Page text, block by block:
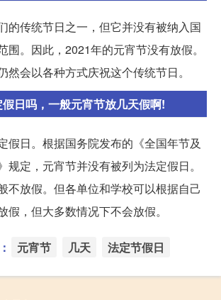
的传统节日之一，但它并没有被纳入国
围。因此，2021年的元宵节没有放假。
然会以各种方式庆祝这个传统节日。
日吗，一般元宵节放几天假啊!
假日。根据国务院发布的《全国年节及
规定，元宵节并没有被列为法定假日。
不放假。但各单位和学校可以根据自己
假，但大多数情况下不会放假。
元宵节 几天 法定节假日